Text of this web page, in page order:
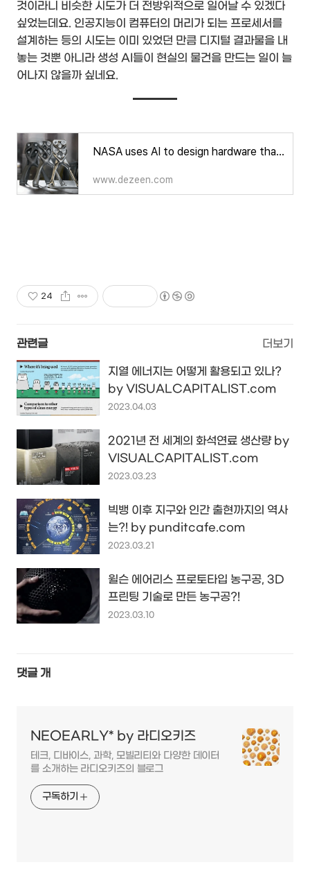
것이라니 비슷한 시도가 더 전방위적으로 일어날 수 있겠다
싶었는데요. 인공지능이 컴퓨터의 머리가 되는 프로세서를
설계하는 등의 시도는 이미 있었던 만큼 디지털 결과물을 내
놓는 것뿐 아니라 생성 AI들이 현실의 물건을 만드는 일이 늘
어나지 않을까 싶네요.
NASA uses AI to design hardware that is "three times better in performance"
www.dezeen.com
24
관련글 더보기
지열 에너지는 어떻게 활용되고 있나?
by VISUALCAPITALIST.com
2023.04.03
2021년 전 세계의 화석연료 생산량 by
VISUALCAPITALIST.com
2023.03.23
빅뱅 이후 지구와 인간 출현까지의 역사
는?! by punditcafe.com
2023.03.21
윌슨 에어리스 프로토타입 농구공, 3D
프린팅 기술로 만든 농구공?!
2023.03.10
댓글 개
NEOEARLY* by 라디오키즈
테크, 디바이스, 과학, 모빌리티와 다양한 데이터
를 소개하는 라디오키즈의 블로그
구독하기